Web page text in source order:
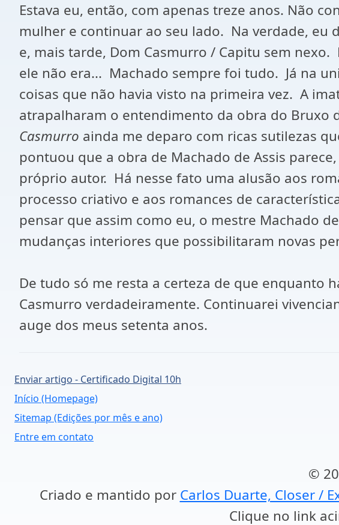
Estava eu, então, com apenas treze anos. Não
mulher e continuar ao seu lado. Na verdade, eu
e, mais tarde, Dom Casmurro / Capitu sem nexo.
ele não era... Machado sempre foi tudo. Já na
coisas que não havia visto na primeira vez. A
atrapalharam o entendimento da obra do Bruxo
Casmurro ainda me deparo com ricas sutilezas
pontuou que a obra de Machado de Assis
próprio autor. Há nesse fato uma alusão aos
processo criativo e aos romances de
pensar que assim como eu, o mestre Machado
mudanças interiores que possibilitaram novas
De tudo só me resta a certeza de que enquanto
Casmurro verdadeiramente. Continuarei
auge dos meus setenta anos.
Enviar artigo - Certificado Digital 10h
Início (Homepage)
Sitemap (Edições por mês e ano)
Entre em contato
©
Criado e mantido por Carlos Duarte, Closer /
Clique no link